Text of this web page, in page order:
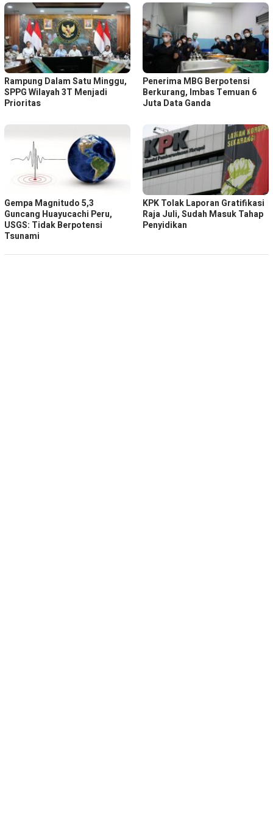
Rampung Dalam Satu Minggu,
SPPG Wilayah 3T Menjadi
Prioritas
Penerima MBG Berpotensi
Berkurang, Imbas Temuan 6
Juta Data Ganda
Gempa Magnitudo 5,3
Guncang Huayucachi Peru,
USGS: Tidak Berpotensi
Tsunami
KPK Tolak Laporan Gratifikasi
Raja Juli, Sudah Masuk Tahap
Penyidikan